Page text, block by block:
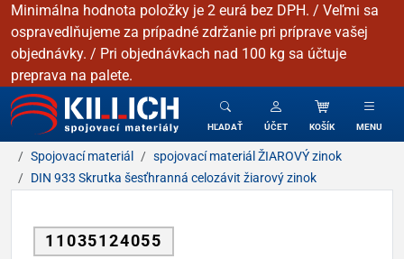
Minimálna hodnota položky je 2 eurá bez DPH. / Veľmi sa
ospravedlňujeme za prípadné zdržanie pri príprave vašej
objednávky. / Pri objednávkach nad 100 kg sa účtuje
preprava na palete.
KILLICH - Spojovacie materiály
HĽADAŤ ÚČET KOŠÍK MENU
Spojovací materiál
spojovací materiál ŽIAROVÝ zinok
DIN 933 Skrutka šesťhranná celozávit žiarový zinok
11035124055